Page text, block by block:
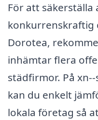
För att
Dorotea,
inhämtar flera
städfirmor. På
kan du enkelt
lokala företag så